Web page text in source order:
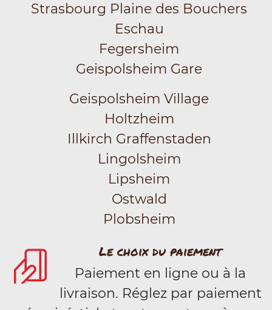
Strasbourg Plaine des Bouchers
Eschau
Fegersheim
Geispolsheim Gare
Geispolsheim Village
Holtzheim
Illkirch Graffenstaden
Lingolsheim
Lipsheim
Ostwald
Plobsheim
Le choix du paiement
Paiement en ligne ou à la
livraison. Réglez par paiement